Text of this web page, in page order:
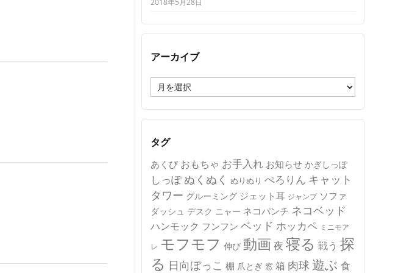
2018年5月28日
アーカイブ
ー
カ
イ
タグ
あくび おもちゃ お手入れ お知らせ かぎしっぽ
しっぽ ぬくぬく ぬりぬり ぺろりん キャット
タワー グルーミング ジェット耳 ジャンプ ソファ
ダッシュ デスク ニャー ネコパンチ ネコベッド
ハンモック フンフン ベッド ホッカペ ミニモア
レ モフモフ 伸び 動画 夜 寝る 戦う 探
る 日向ぼっこ 棚 爪とぎ 窓 箱 肉球 遊ぶ 食